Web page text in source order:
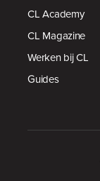
CL Academy
CL Magazine
Werken bij CL
Guides